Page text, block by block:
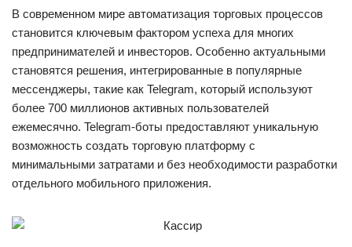
В современном мире автоматизация торговых процессов
становится ключевым фактором успеха для многих
предпринимателей и инвесторов. Особенно актуальными
становятся решения, интегрированные в популярные
мессенджеры, такие как Telegram, который используют
более 700 миллионов активных пользователей
ежемесячно. Telegram-боты предоставляют уникальную
возможность создать торговую платформу с
минимальными затратами и без необходимости разработки
отдельного мобильного приложения.